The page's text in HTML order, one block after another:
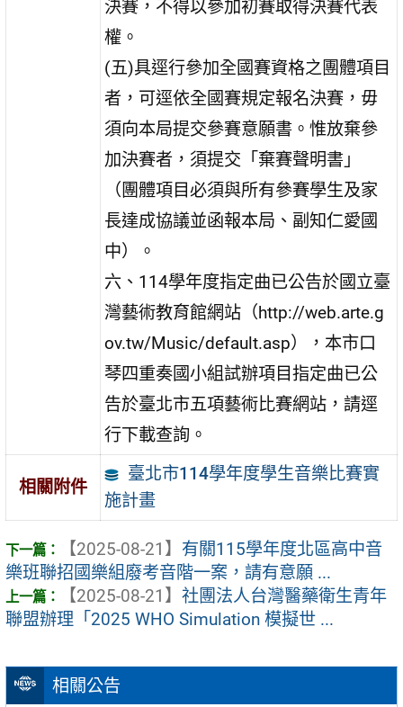
相關公告
決賽，不得以參加初賽取得決賽代表
權。
(五)具逕行參加全國賽資格之團體項目
者，可逕依全國賽規定報名決賽，毋
須向本局提交參賽意願書。惟放棄參
加決賽者，須提交「棄賽聲明書」
（團體項目必須與所有參賽學生及家
長達成協議並函報本局、副知仁愛國
中）。
六、114學年度指定曲已公告於國立臺
灣藝術教育館網站（http://web.arte.g
ov.tw/Music/default.asp），本市口
琴四重奏國小組試辦項目指定曲已公
告於臺北市五項藝術比賽網站，請逕
行下載查詢。
相關附件
臺北市114學年度學生音樂比賽實
施計畫
【2025-08-21】 有關115學年度北區高中音
樂班聯招國樂組廢考音階一案，請有意願 ...
【2025-08-21】 社團法人台灣醫藥衛生青年
聯盟辦理「2025 WHO Simulation 模擬世 ...